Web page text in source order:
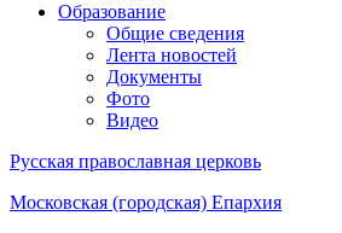
Образование
Общие сведения
Лента новостей
Документы
Фото
Видео
Русская православная церковь
Московская (городская) Епархия